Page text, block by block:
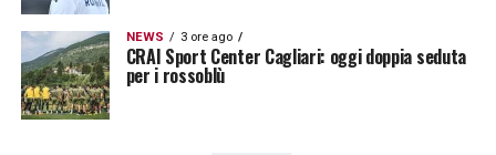
NEWS 3 ore ago
CRAI Sport Center Cagliari: oggi doppia seduta
per i rossoblù